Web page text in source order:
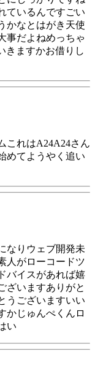
ているんですごい
かなとはがき天使
事だよねめっちゃ
きますかお借りし
これはA24A24さん
めてようやく追い
なりウェブ開発未
人がローコードツ
バイスがあれば嬉
ざいますありがと
うございますいい
かじゅんぺくんロ
い